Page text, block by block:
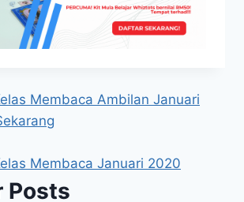
Membaca Ambilan Januari
Membaca Januari 2020
Posts